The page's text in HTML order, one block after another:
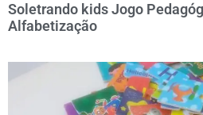
Soletrando kids Jogo
Alfabetização